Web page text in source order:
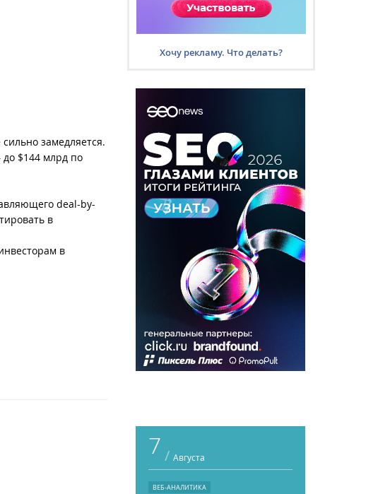
замедляется.
до $144 млрд по
deal-by-
в
в
Хочу рекламу. Что делать?
7 / Августа
ВЕБ-АНАЛИТИКА